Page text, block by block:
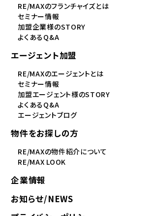
RE/MAXのフランチャイズとは
セミナー情報
加盟企業様のSTORY
よくあるQ&A
エージェント加盟
RE/MAXのエージェントとは
セミナー情報
加盟エージェント様のSTORY
よくあるQ&A
エージェントブログ
物件をお探しの方
RE/MAXの物件紹介について
RE/MAX LOOK
企業情報
お知らせ/NEWS